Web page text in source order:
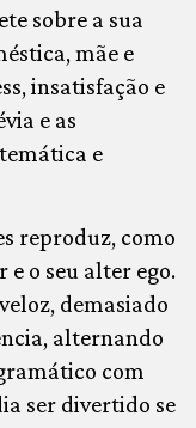
sobre a sua
mãe e
insatisfação e
e as
e
reproduz, como
o seu alter ego.
demasiado
alternando
com
ser divertido se